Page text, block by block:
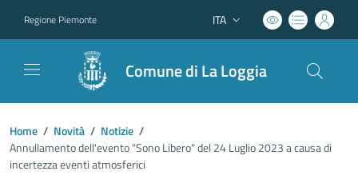
Regione Piemonte Lingua attiva:
ITA
Comune di La Loggia
Home / Novità / Notizie /
Annullamento dell'evento "Sono Libero" del 24 Luglio 2023 a causa di
incertezza eventi atmosferici